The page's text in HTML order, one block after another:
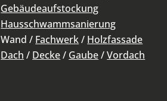
Gebäudeaufstockung
Hausschwammsanierung
Wand / Fachwerk/ Holzfassade
Dach / Decke/ Gaube/Vordach